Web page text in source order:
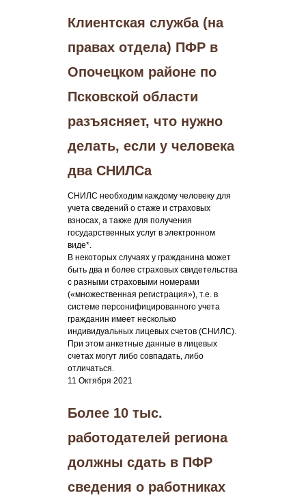
Клиентская служба (на
правах отдела) ПФР в
Опочецком районе по
Псковской области
разъясняет, что нужно
делать, если у человека
два СНИЛСа
СНИЛС необходим каждому человеку для
учета сведений о стаже и страховых
взносах, а также для получения
государственных услуг в электронном
виде*.
В некоторых случаях у гражданина может
быть два и более страховых свидетельства
с разными страховыми номерами
(«множественная регистрация»), т.е. в
системе персонифицированного учета
гражданин имеет несколько
индивидуальных лицевых счетов (СНИЛС).
При этом анкетные данные в лицевых
счетах могут либо совпадать, либо
отличаться.
11 Октября 2021
Более 10 тыс.
работодателей региона
должны сдать в ПФР
сведения о работниках